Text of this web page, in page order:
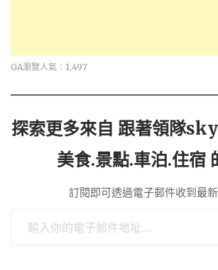
GA瀏覽人氣：1,497
探索更多來自 跟著領隊
美食.景點.車泊.住宿
訂閱即可透過電子郵件收到最新